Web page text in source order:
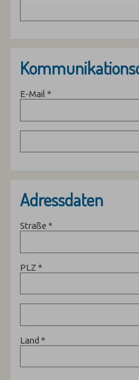
E-Mail*
Adressdaten
Straße*
PLZ*
Land*